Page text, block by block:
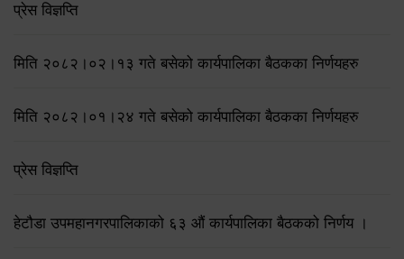
प्रेस विज्ञप्ति
मिति २०८२।०२।१३ गते बसेको कार्यपालिका बैठकका निर्णयहरु
मिति २०८२।०१।२४ गते बसेको कार्यपालिका बैठकका निर्णयहरु
प्रेस विज्ञप्ति
हेटौडा उपमहानगरपालिकाको ६३ औं कार्यपालिका बैठकको निर्णय ।